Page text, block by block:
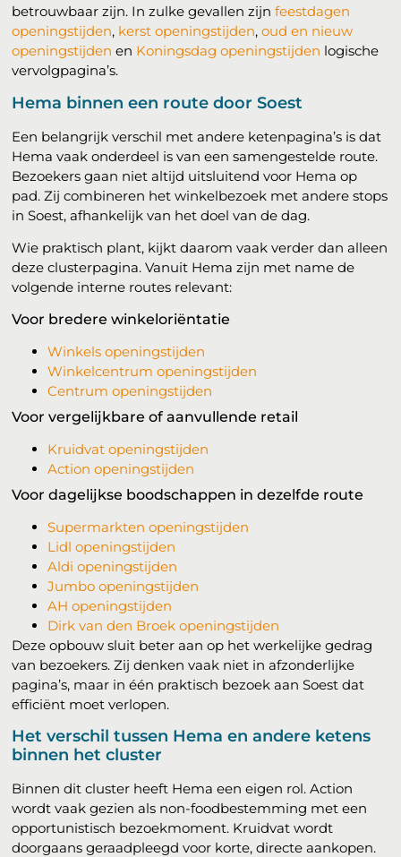
betrouwbaar zijn. In zulke gevallen zijnfeestdagen
openingstijden, kerst openingstijden,oud en nieuw
openingstijden en Koningsdag openingstijden logische
vervolgpagina’s.
Hema binnen een route door Soest
Een belangrijk verschil met andere ketenpagina’s is dat
Hema vaak onderdeel is van een samengestelde route.
Bezoekers gaan niet altijd uitsluitend voor Hema op
pad. Zij combineren het winkelbezoek met andere stops
in Soest, afhankelijk van het doel van de dag.
Wie praktisch plant, kijkt daarom vaak verder dan alleen
deze clusterpagina. Vanuit Hema zijn met name de
volgende interne routes relevant:
Voor bredere winkeloriëntatie
Winkels openingstijden
Winkelcentrum openingstijden
Centrum openingstijden
Voor vergelijkbare of aanvullende retail
Kruidvat openingstijden
Action openingstijden
Voor dagelijkse boodschappen in dezelfde route
Supermarkten openingstijden
Lidl openingstijden
Aldi openingstijden
Jumbo openingstijden
AH openingstijden
Dirk van den Broek openingstijden
Deze opbouw sluit beter aan op het werkelijke gedrag
van bezoekers. Zij denken vaak niet in afzonderlijke
pagina’s, maar in één praktisch bezoek aan Soest dat
efficiënt moet verlopen.
Het verschil tussen Hema en andere ketens
binnen het cluster
Binnen dit cluster heeft Hema een eigen rol. Action
wordt vaak gezien als non-foodbestemming met een
opportunistisch bezoekmoment. Kruidvat wordt
doorgaans geraadpleegd voor korte, directe aankopen.